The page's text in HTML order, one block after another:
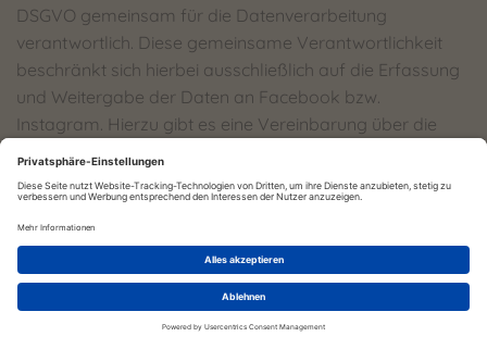
DSGVO gemeinsam für die Datenverarbeitung
verantwortlich. Diese gemeinsame Verantwortlichkeit
beschränkt sich hierbei ausschließlich auf die Erfassung
und Weitergabe der Daten an Facebook bzw.
Instagram. Hierzu gibt es eine Vereinbarung über die
gemeinsame Verarbeitung:
https://www.facebook.com/legal/controller_addendu
m.
Der Website-Betreiber ist für die Erteilung der
Datenschutzinformationen beim Einsatz des Instagram-
Tools und die datenschutzrechtliche sichere Einbindung